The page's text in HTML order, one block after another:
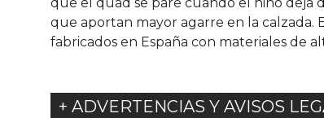
que aportan mayor agarre en la calzada.
fabricados en España con materiales de
+ ADVERTENCIAS Y AVISOS